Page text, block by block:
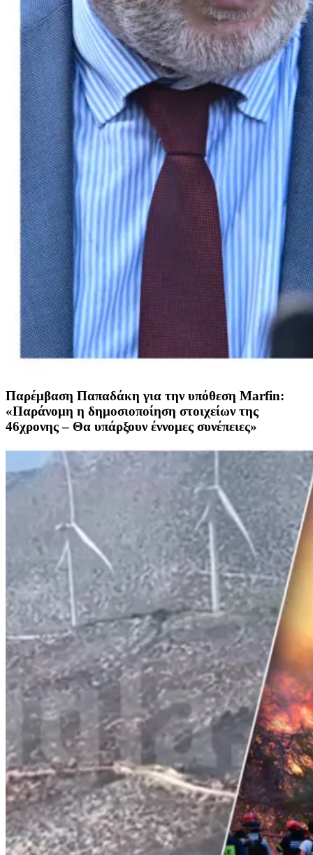
Παρέμβαση Παπαδάκη για την υπόθεση Marfin:
«Παράνομη η δημοσιοποίηση στοιχείων της
46χρονης – Θα υπάρξουν έννομες συνέπειες»